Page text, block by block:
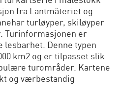
fra Lantmäteriet og
turløyper, skiløyper
Turinformasjonen er
lesbarhet. Denne typen
km2 og er tilpasset slik
turområder. Kartene
og værbestandig